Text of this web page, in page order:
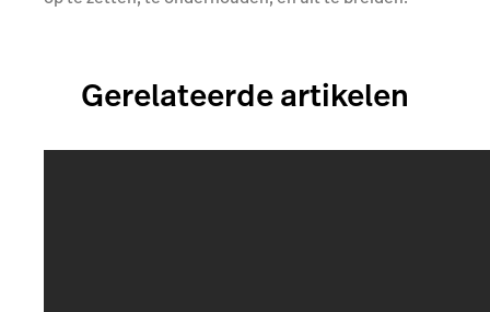
Gerelateerde artikelen